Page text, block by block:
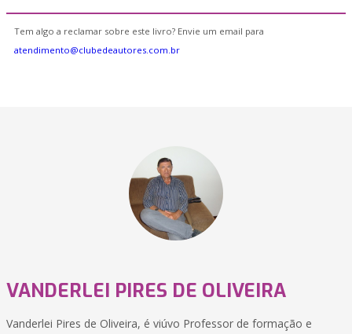
Tem algo a reclamar sobre este livro? Envie um email para
atendimento@clubedeautores.com.br
VANDERLEI PIRES DE OLIVEIRA
Vanderlei Pires de Oliveira, é viúvo Professor de formação e